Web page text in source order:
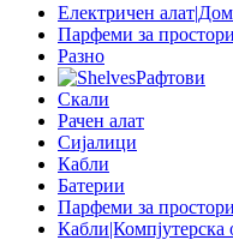
Електричен
Парфеми за
Разно
Рафтови
Скали
Рачен алат
Сијалици
Кабли
Батерии
Парфеми за
Кабли|Компјутерска